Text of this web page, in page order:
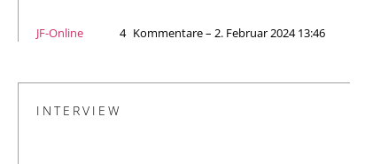
JF-Online 4 Kommentare – 2. Februar 2024 13:46
INTERVIEW